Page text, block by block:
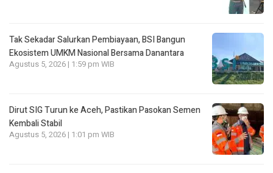
Tak Sekadar Salurkan Pembiayaan, BSI Bangun
Ekosistem UMKM Nasional Bersama Danantara
Agustus 5, 2026 | 1:59 pm WIB
Dirut SIG Turun ke Aceh, Pastikan Pasokan Semen
Kembali Stabil
Agustus 5, 2026 | 1:01 pm WIB